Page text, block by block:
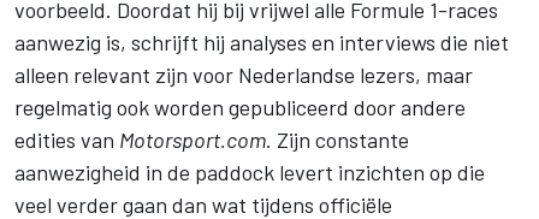
voorbeeld. Doordat hij bij vrijwel alle Formule 1-races
aanwezig is, schrijft hij analyses en interviews die niet
alleen relevant zijn voor Nederlandse lezers, maar
regelmatig ook worden gepubliceerd door andere
edities van Motorsport.com. Zijn constante
aanwezigheid in de paddock levert inzichten op die
veel verder gaan dan wat tijdens officiële